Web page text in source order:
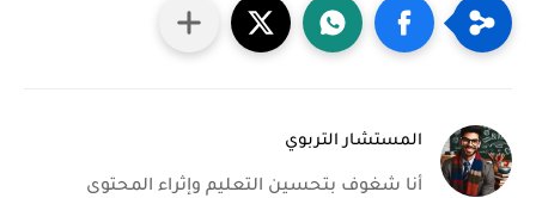
المستشار التربوي
أنا شغوف بتحسين التعليم وإثراء المحتوى